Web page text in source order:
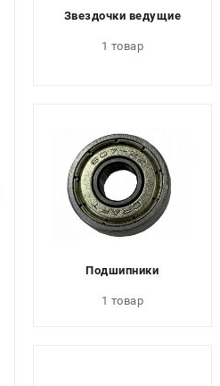
Звездочки ведущие
1 товар
Подшипники
1 товар